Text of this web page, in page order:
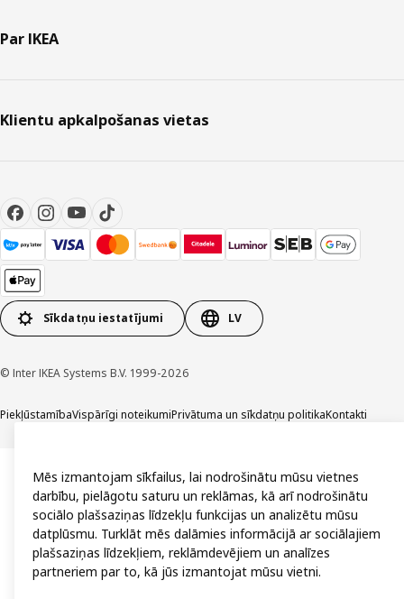
Par IKEA
Klientu apkalpošanas vietas
Sīkdatņu iestatījumi LV
© Inter IKEA Systems B.V. 1999-2026
PiekļūstamībaVispārīgi noteikumiPrivātuma un sīkdatņu politikaKontakti
Mēs izmantojam sīkfailus, lai nodrošinātu mūsu vietnes
darbību, pielāgotu saturu un reklāmas, kā arī nodrošinātu
sociālo plašsaziņas līdzekļu funkcijas un analizētu mūsu
datplūsmu. Turklāt mēs dalāmies informācijā ar sociālajiem
plašsaziņas līdzekļiem, reklāmdevējiem un analīzes
partneriem par to, kā jūs izmantojat mūsu vietni.